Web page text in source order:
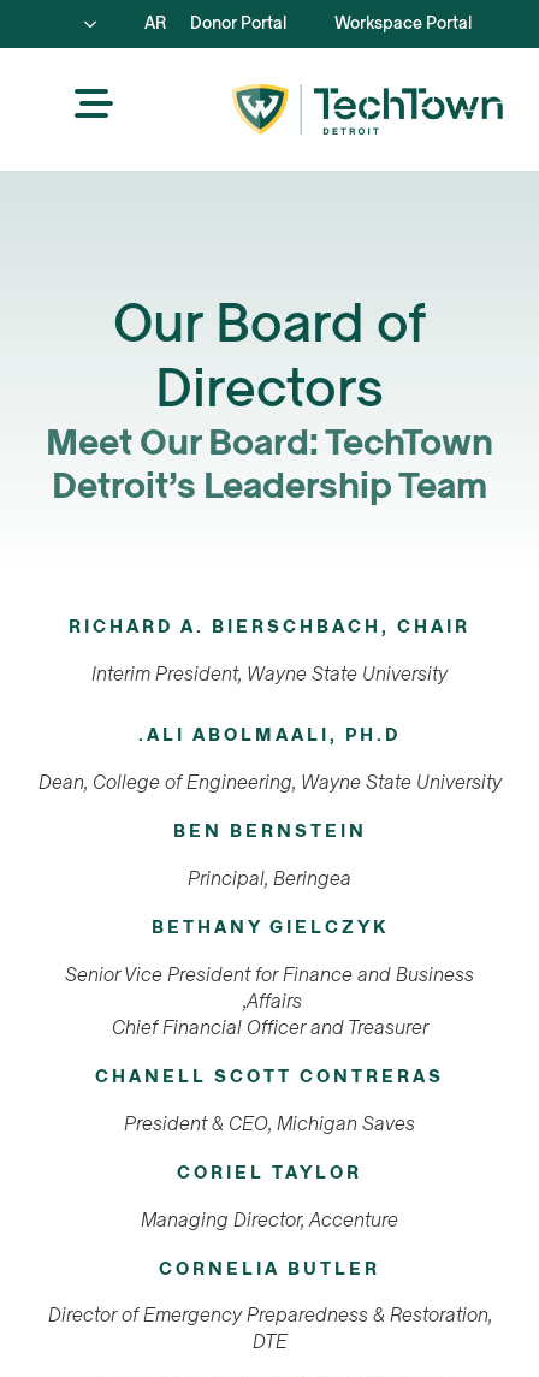
Workspace Portal
Donor Portal
AR
Our Board of
Directors
Meet Our Board: TechTown
Detroit’s Leadership Team
RICHARD A. BIERSCHBACH, CHAIR
Interim President, Wayne State University
ALI ABOLMAALI, PH.D.
Dean, College of Engineering, Wayne State University
BEN BERNSTEIN
Principal, Beringea
BETHANY GIELCZYK
Senior Vice President for Finance and Business
Affairs,
Chief Financial Officer and Treasurer
CHANELL SCOTT CONTRERAS
President & CEO, Michigan Saves
CORIEL TAYLOR
Managing Director, Accenture
CORNELIA BUTLER
Director of Emergency Preparedness & Restoration,
DTE